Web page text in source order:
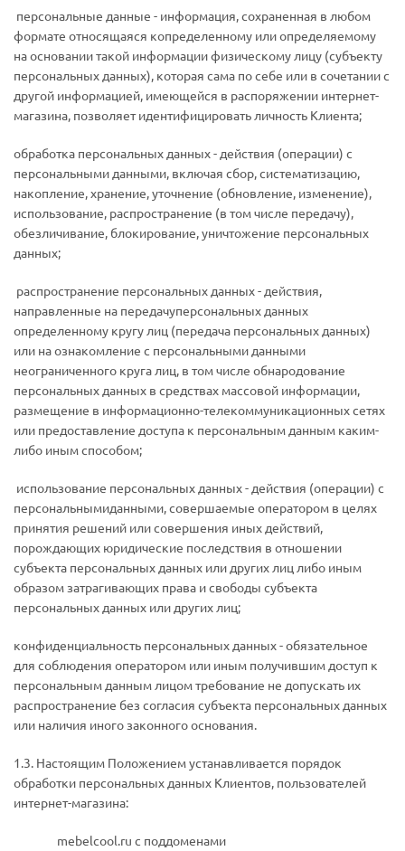
­ персональные данные - информация, сохраненная в любом
формате относящаяся копределенному или определяемому
на основании такой информации физическому лицу (субъекту
персональных данных), которая сама по себе или в сочетании с
другой информацией, имеющейся в распоряжении интернет-
магазина, позволяет идентифицировать личность Клиента;
­обработка персональных данных - действия (операции) с
персональными данными, включая сбор, систематизацию,
накопление, хранение, уточнение (обновление, изменение),
использование, распространение (в том числе передачу),
обезличивание, блокирование, уничтожение персональных
данных;
­ распространение персональных данных - действия,
направленные на передачуперсональных данных
определенному кругу лиц (передача персональных данных)
или на ознакомление с персональными данными
неограниченного круга лиц, в том числе обнародование
персональных данных в средствах массовой информации,
размещение в информационно-телекоммуникационных сетях
или предоставление доступа к персональным данным каким-
либо иным способом;
­ использование персональных данных - действия (операции) с
персональнымиданными, совершаемые оператором в целях
принятия решений или совершения иных действий,
порождающих юридические последствия в отношении
субъекта персональных данных или других лиц либо иным
образом затрагивающих права и свободы субъекта
персональных данных или других лиц;
­конфиденциальность персональных данных - обязательное
для соблюдения оператором или иным получившим доступ к
персональным данным лицом требование не допускать их
распространение без согласия субъекта персональных данных
или наличия иного законного основания.
1.3. Настоящим Положением устанавливается порядок
обработки персональных данных Клиентов, пользователей
интернет-магазина:
mebelcool.ru с поддоменами